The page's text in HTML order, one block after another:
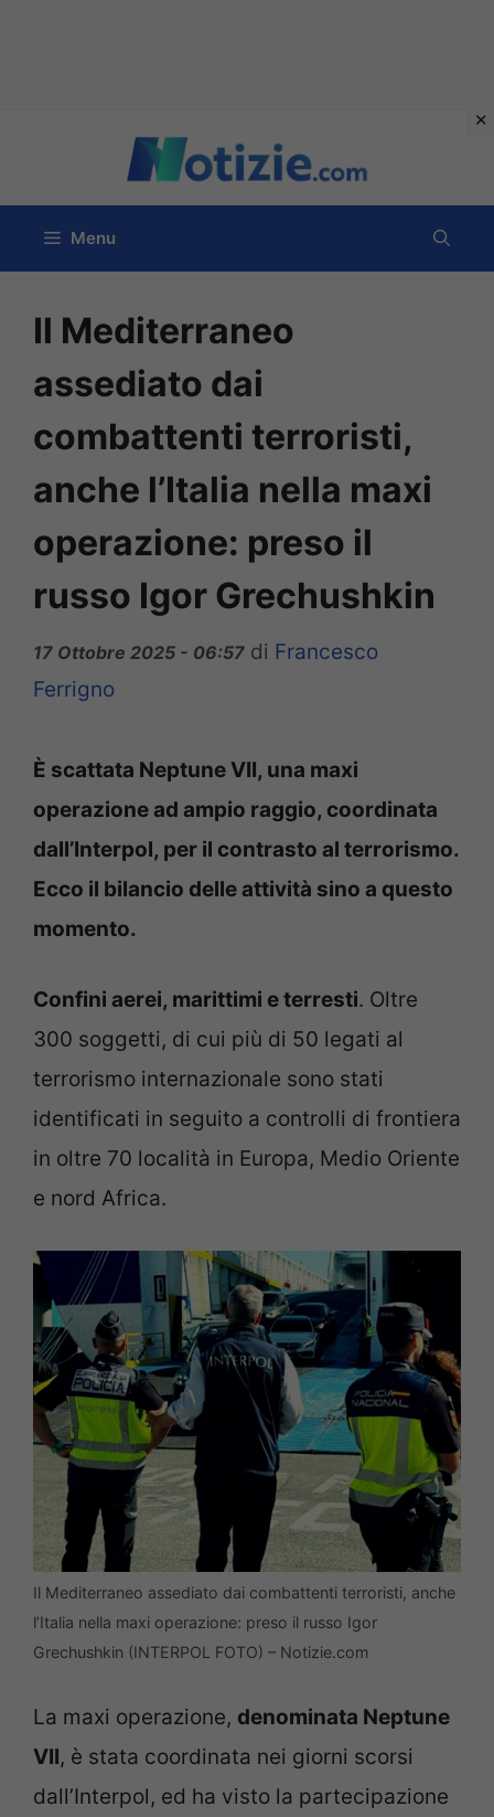
contenuto
Menu
Il Mediterraneo
assediato dai
combattenti terroristi,
anche l’Italia nella maxi
operazione: preso il
russo Igor Grechushkin
17 Ottobre 2025 - 06:57 di Francesco
Ferrigno
È scattata Neptune VII, una maxi
operazione ad ampio raggio, coordinata
dall’Interpol, per il contrasto al terrorismo.
Ecco il bilancio delle attività sino a questo
momento.
Confini aerei, marittimi e terresti. Oltre
300 soggetti, di cui più di 50 legati al
terrorismo internazionale sono stati
identificati in seguito a controlli di frontiera
in oltre 70 località in Europa, Medio Oriente
e nord Africa.
Il Mediterraneo assediato dai combattenti terroristi, anche
l’Italia nella maxi operazione: preso il russo Igor
Grechushkin (INTERPOL FOTO) – Notizie.com
La maxi operazione, denominata Neptune
VII, è stata coordinata nei giorni scorsi
dall’Interpol, ed ha visto la partecipazione